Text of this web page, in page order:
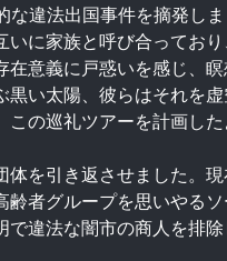
な違法出国事件を摘発
に家族と呼び合ってお
意義に戸惑いを感じ、
い太陽、彼らはそれを
の巡礼ツアーを計画した
を引き返させました。
者グループを思いやる
違法な闇市の商人を排除